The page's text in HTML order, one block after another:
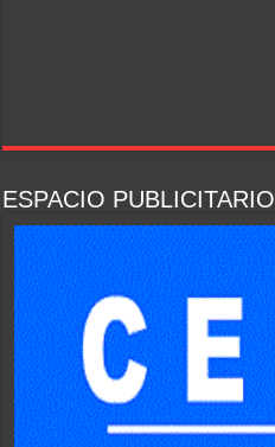
ESPACIO PUBLICITARIO